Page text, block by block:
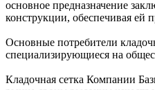
основное предназначение
конструкции, обеспечивая ей
Основные потребители
специализирующиеся на
Кладочная сетка Компании